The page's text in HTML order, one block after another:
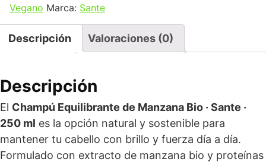
Vegano Marca: Sante
Descripción Valoraciones (0)
Descripción
El Champú Equilibrante de Manzana Bio · Sante ·
250 ml es la opción natural y sostenible para
mantener tu cabello con brillo y fuerza día a día.
Formulado con extracto de manzana bio y proteínas